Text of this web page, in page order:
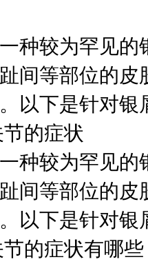
种较为罕见
间等部位的
以下是针对
的症状
种较为罕见
间等部位的
以下是针对
的症状有哪